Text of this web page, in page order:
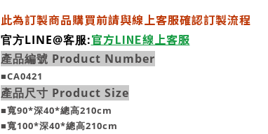
此為訂製商品購買前請與線上客服確認訂製流程
官方LINE@客服:官方LINE線上客服
產品編號 Product Number
■CA0421
產品尺寸 Product Size
■寬90*深40*總高210cm
■寬100*深40*總高210cm